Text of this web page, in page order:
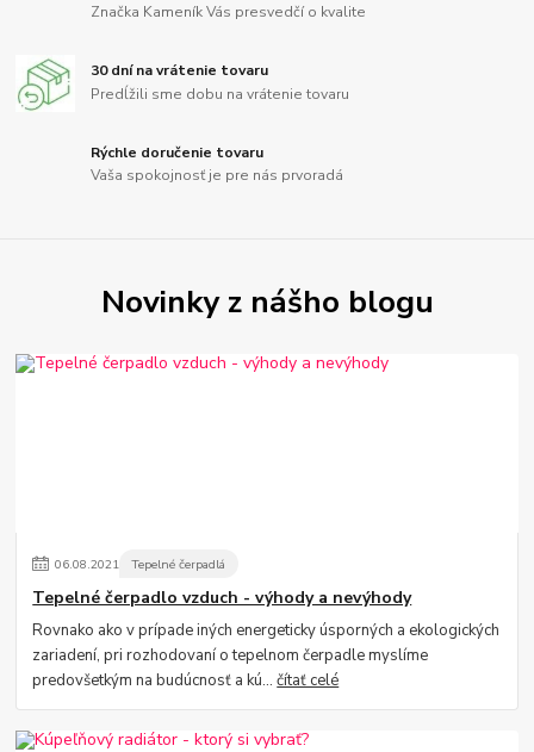
Značka Kameník Vás presvedčí o kvalite
30 dní na vrátenie tovaru
Predĺžili sme dobu na vrátenie tovaru
Rýchle doručenie tovaru
Vaša spokojnosť je pre nás prvoradá
Novinky z nášho blogu
06.08.2021 Tepelné čerpadlá
Tepelné čerpadlo vzduch - výhody a nevýhody
Rovnako ako v prípade iných energeticky úsporných a ekologických
zariadení, pri rozhodovaní o tepelnom čerpadle myslíme
predovšetkým na budúcnosť a kú...čítať celé